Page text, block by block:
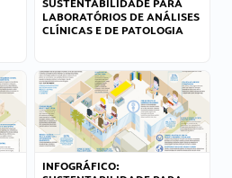
SUSTENTABILIDADE PARA
LABORATÓRIOS DE ANÁLISES
CLÍNICAS E DE PATOLOGIA
INFOGRÁFICO: